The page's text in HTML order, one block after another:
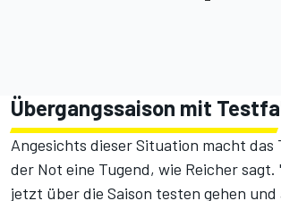
Übergangssaison mit
Angesichts dieser Situation macht das
der Not eine Tugend, wie Reicher sagt.
jetzt über die Saison testen gehen und